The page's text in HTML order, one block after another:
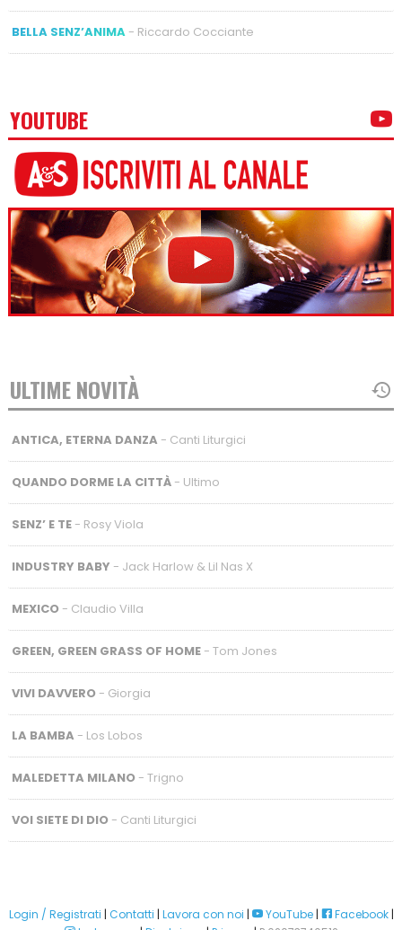
BELLA SENZ’ANIMA- Riccardo Cocciante
YOUTUBE
ULTIME NOVITÀ
ANTICA, ETERNA DANZA - Canti Liturgici
QUANDO DORME LA CITTÀ- Ultimo
SENZ’ E TE- Rosy Viola
INDUSTRY BABY - Jack Harlow & Lil Nas X
MEXICO- Claudio Villa
GREEN, GREEN GRASS OF HOME- Tom Jones
VIVI DAVVERO- Giorgia
LA BAMBA - Los Lobos
MALEDETTA MILANO- Trigno
VOI SIETE DI DIO- Canti Liturgici
Login / Registrati | Contatti | Lavora con noi | YouTube| Facebook|